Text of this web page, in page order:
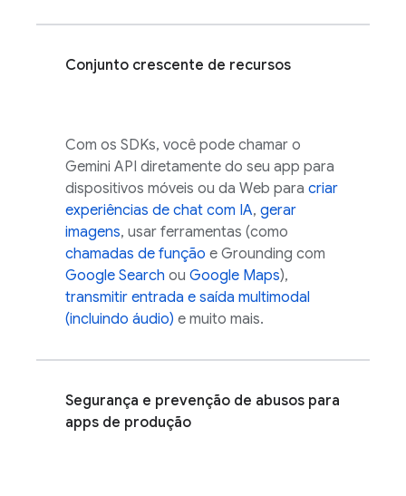
Conjunto crescente de recursos
Com os SDKs, você pode chamar o
Gemini API diretamente do seu app para
dispositivos móveis ou da Web para criar
experiências de chat com IA, gerar
imagens, usar ferramentas (como
chamadas de função e Grounding com
Google Search ou Google Maps),
transmitir entrada e saída multimodal
(incluindo áudio) e muito mais.
Segurança e prevenção de abusos para
apps de produção